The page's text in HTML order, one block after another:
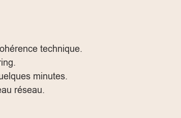
technique.
minutes.
réseau.